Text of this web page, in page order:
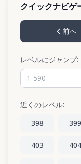
クイックナビゲ
前へ
レベルにジャンプ:
近くのレベル:
398
399
403 404